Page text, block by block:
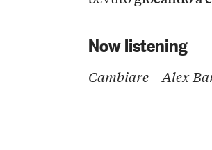
Now listening
Cambiare – Alex